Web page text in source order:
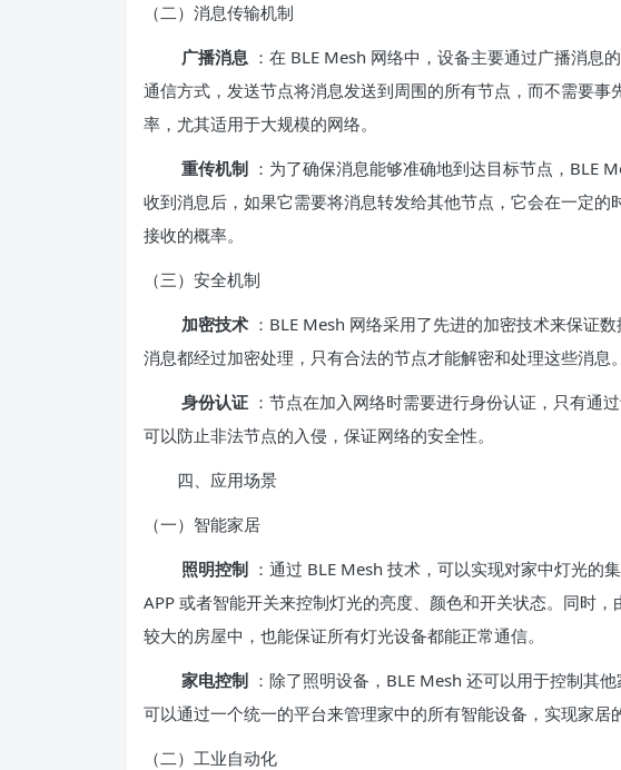
（二）消息传输机制
广播消息 ：在 BLE Mesh 网络中，设备主要通过广播消息
通信方式，发送节点将消息发送到周围的所有节点，而不需要
率，尤其适用于大规模的网络。
重传机制 ：为了确保消息能够准确地到达目标节点，BLE
收到消息后，如果它需要将消息转发给其他节点，它会在一定
接收的概率。
（三）安全机制
加密技术 ：BLE Mesh 网络采用了先进的加密技术来保证
消息都经过加密处理，只有合法的节点才能解密和处理这些消息。
身份认证 ：节点在加入网络时需要进行身份认证，只有通
可以防止非法节点的入侵，保证网络的安全性。
四、应用场景
（一）智能家居
照明控制 ：通过 BLE Mesh 技术，可以实现对家中灯光的
APP 或者智能开关来控制灯光的亮度、颜色和开关状态。同时
较大的房屋中，也能保证所有灯光设备都能正常通信。
家电控制 ：除了照明设备，BLE Mesh 还可以用于控制其
可以通过一个统一的平台来管理家中的所有智能设备，实现家居
（二）工业自动化